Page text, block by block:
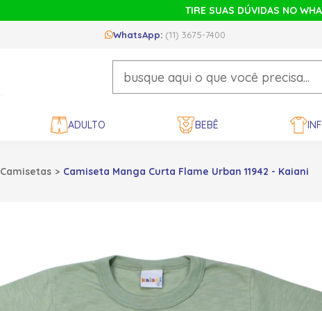
TIRE SUAS DÚVIDAS NO
WhatsApp: (11) 3675-7400
ADULTO BEBÊ
Camisetas Camiseta Manga Curta Flame Urban 11942 - Kaiani